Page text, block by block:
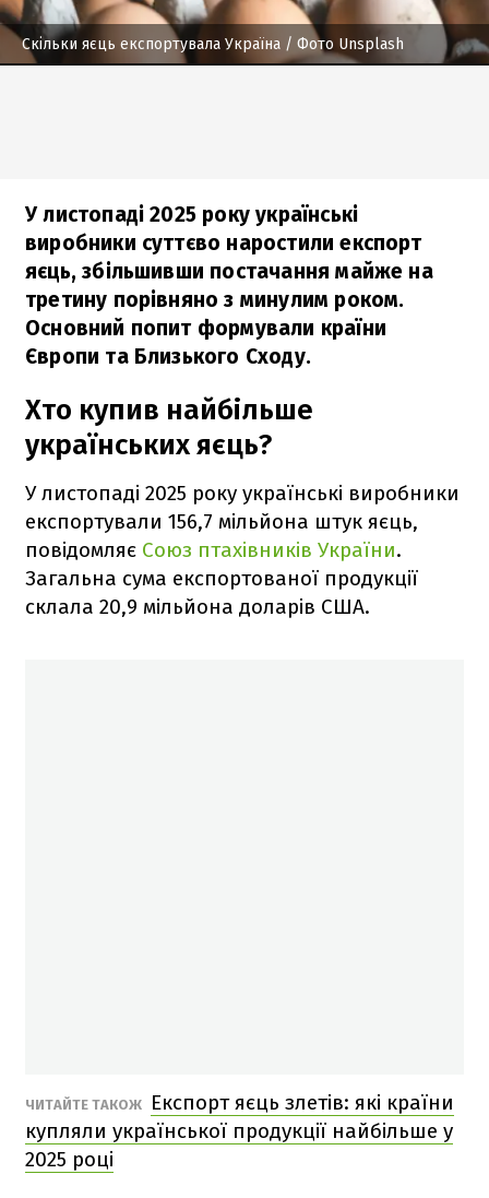
Скільки яєць експортувала Україна / Фото Unsplash
У листопаді 2025 року українські
виробники суттєво наростили експорт
яєць, збільшивши постачання майже на
третину порівняно з минулим роком.
Основний попит формували країни
Європи та Близького Сходу.
Хто купив найбільше
українських яєць?
У листопаді 2025 року українські виробники
експортували 156,7 мільйона штук яєць,
повідомляє Союз птахівників України.
Загальна сума експортованої продукції
склала 20,9 мільйона доларів США.
ЧИТАЙТЕ ТАКОЖ
Експорт яєць злетів: які країни
купляли української продукції найбільше у
2025 році